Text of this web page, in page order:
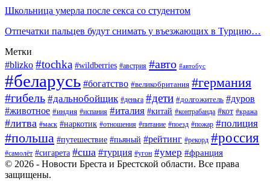
Школьница умерла после секса со студентом
Отпечатки пальцев будут снимать у въезжающих в Турцию…
Метки
#blizko #tochka #wildberries #австрия #авто #автобус
#беларусь #богатство #великобритания #германия
#гибель #дальнобойщик #деньга #дети #долгожитель #дуров
#животное #индия #испания #италия #китай #контрабанда #кот #кража
#литва #маск #наркотик #отношения #питание #поезд #пожар #полиция
#польша #путешествие #пьяный #рейтинг #рекорд #россия
#самолёт #сигарета #сша #турция #угон #умер #франция
© 2026 - Новости Бреста и Брестской области. Все права
защищены.